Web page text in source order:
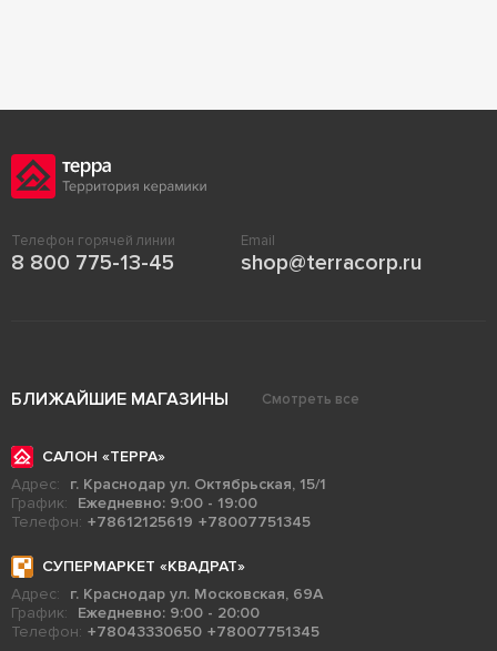
Телефон горячей линии
8 800 775-13-45
Email
shop@terracorp.ru
БЛИЖАЙШИЕ МАГАЗИНЫ Смотреть все
САЛОН «ТЕРРА»
Адрес:
г. Краснодар ул. Октябрьская, 15/1
График:
Ежедневно: 9:00 - 19:00
Телефон: +78612125619 +78007751345
СУПЕРМАРКЕТ «КВАДРАТ»
Адрес:
г. Краснодар ул. Московская, 69А
График:
Ежедневно: 9:00 - 20:00
Телефон: +78043330650 +78007751345